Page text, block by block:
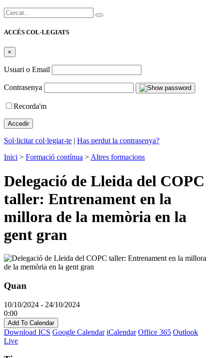
Cercar:
ACCÉS COL·LEGIATS
×
Usuari o Email
Contrasenya
Recorda'm
Sol·licitar col·legiar-te | Has perdut la contrasenya?
Inici > Formació contínua > Altres formacions
Delegació de Lleida del COPC
taller: Entrenament en la
millora de la memòria en la
gent gran
Quan
10/10/2024 - 24/10/2024
0:00
Add To Calendar
Download ICS Google Calendar iCalendar Office 365 Outlook
Live